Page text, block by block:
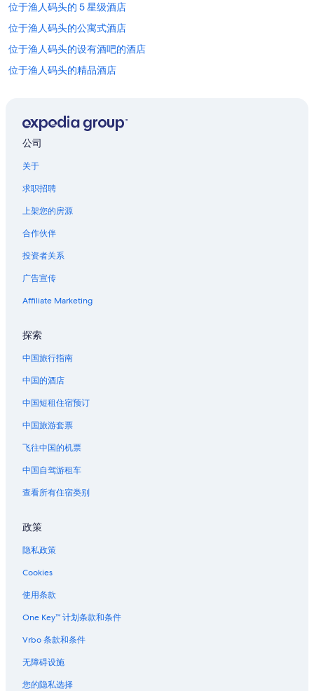
位于渔人码头的 5 星级酒店
位于渔人码头的公寓式酒店
位于渔人码头的设有酒吧的酒店
位于渔人码头的精品酒店
位于渔人码头的家庭式酒店
位于渔人码头的设有泳池的酒店
位于渔人码头的Independent酒店
位于渔人码头的La Quinta Inn & Suites酒店
位于渔人码头的豪华酒店
位于渔人码头的Noble House酒店
位于渔人码头的浪漫酒店
位于渔人码头的Viceroy Hotel Group
位于渔人码头的婚庆酒店
渔人码头的酒店
唐人街的酒店
位于北滩的沙滩酒店
位于北滩的历史风格酒店
位于北滩的设有 SPA 水疗的度假村酒店
北滩的酒店
波尔克峡谷的酒店
位于俄罗斯山的娱乐场酒店
俄罗斯山的酒店
罗斯巷附近的酒店
海德街码头附近的酒店
泛美金字塔大厦附近的酒店
朗伯德大街附近的酒店
海德街与伦巴底街站的公寓式度假村
公司
关于
求职招聘
上架您的房源
合作伙伴
投资者关系
广告宣传
Affiliate Marketing
探索
中国旅行指南
中国的酒店
中国短租住宿预订
中国旅游套票
飞往中国的机票
中国自驾游租车
查看所有住宿类别
政策
隐私政策
Cookies
使用条款
One Key™ 计划条款和条件
Vrbo 条款和条件
无障碍设施
您的隐私选择